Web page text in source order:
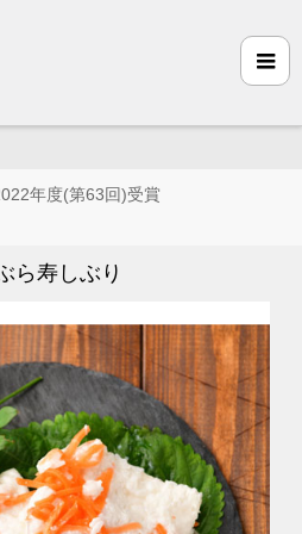
年度(第63回)受賞
ら寿しぶり